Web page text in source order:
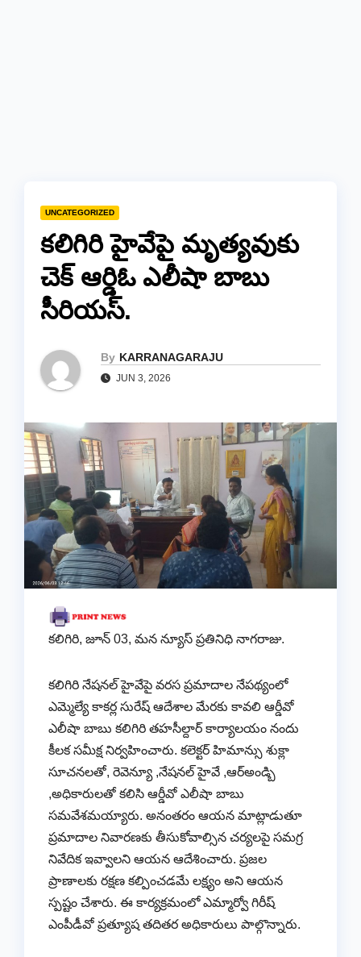
UNCATEGORIZED
కలిగిరి హైవేపై మృత్యవుకు
చెక్ ఆర్డిఓ ఎలీషా బాబు
సీరియస్.
By KARRANAGARAJU
JUN 3, 2026
కలిగిరి, జూన్ 03, మన న్యూస్ ప్రతినిధి నాగరాజు.
కలిగిరి నేషనల్ హైవేపై వరస ప్రమాదాల నేపథ్యంలో
ఎమ్మెల్యే కాకర్ల సురేష్ ఆదేశాల మేరకు కావలి ఆర్డీవో
ఎలీషా బాబు కలిగిరి తహసీల్దార్ కార్యాలయం నందు
కీలక సమీక్ష నిర్వహించారు. కలెక్టర్ హిమాన్సు శుక్లా
సూచనలతో, రెవెన్యూ ,నేషనల్ హైవే ,ఆర్అండ్బి
,అధికారులతో కలిసి ఆర్డీవో ఎలీషా బాబు
సమవేశమయ్యారు. అనంతరం ఆయన మాట్లాడుతూ
ప్రమాదాల నివారణకు తీసుకోవాల్సిన చర్యలపై సమగ్ర
నివేదిక ఇవ్వాలని ఆయన ఆదేశించారు. ప్రజల
ప్రాణాలకు రక్షణ కల్పించడమే లక్ష్యం అని ఆయన
స్పష్టం చేశారు. ఈ కార్యక్రమంలో ఎమ్మార్వో గిరీష్
ఎంపీడీవో ప్రత్యూష తదితర అధికారులు పాల్గొన్నారు.